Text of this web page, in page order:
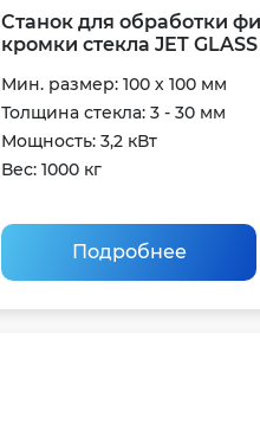
Станок для обработки
кромки стекла JET GLASS
Мин. размер: 100 х 100 мм
Толщина стекла: 3 - 30 мм
Мощность: 3,2 кВт
Вес: 1000 кг
Подробнее